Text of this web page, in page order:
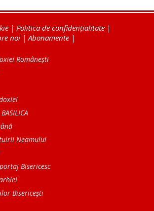
| Politica de confidențialitate |
noi |Abonamente |
Românești
Neamului
Bisericesc
Bisericeşti